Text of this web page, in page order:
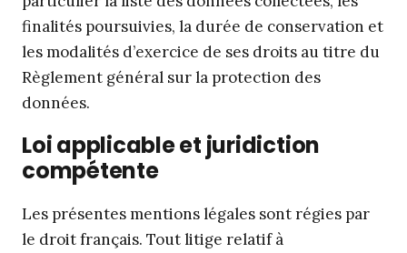
finalités poursuivies, la durée de conservation et
les modalités d’exercice de ses droits au titre du
Règlement général sur la protection des
données.
Loi applicable et juridiction
compétente
Les présentes mentions légales sont régies par
le droit français. Tout litige relatif à